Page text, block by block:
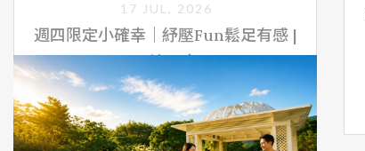
週四限定小確幸｜紓壓Fun鬆足有感 |
一泊一食
專案限定入住期間： 2026/08/06、08/13、
08/20、08/27，迷迭香尊貴客房｜雙人入住。
17 JUL, 2026